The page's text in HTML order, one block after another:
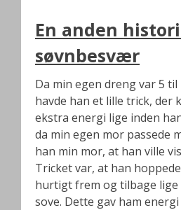
En anden
søvnbesvær
Da min egen dreng var 5
havde han et lille trick, der
ekstra energi lige inden
da min egen mor passede
han min mor, at han ville
Tricket var, at han
hurtigt frem og tilbage lige
sove. Dette gav ham